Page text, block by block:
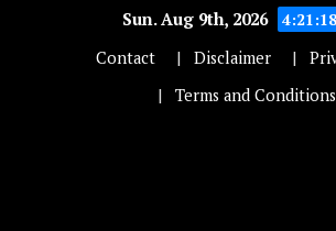
Sun. Aug 9th, 2026
Contact
Disclaimer
Terms and Conditions